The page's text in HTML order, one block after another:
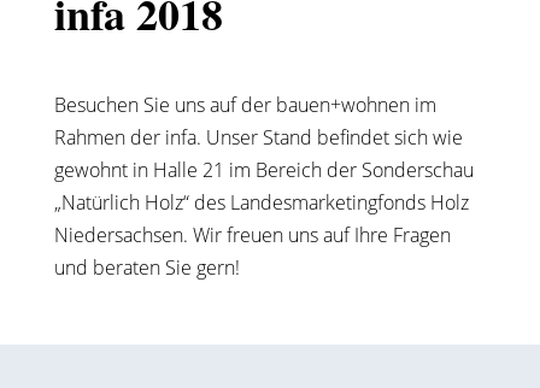
infa 2018
Besuchen Sie uns auf der bauen+wohnen im
Rahmen der infa. Unser Stand befindet sich wie
gewohnt in Halle 21 im Bereich der Sonderschau
„Natürlich Holz“ des Landesmarketingfonds Holz
Niedersachsen. Wir freuen uns auf Ihre Fragen
und beraten Sie gern!